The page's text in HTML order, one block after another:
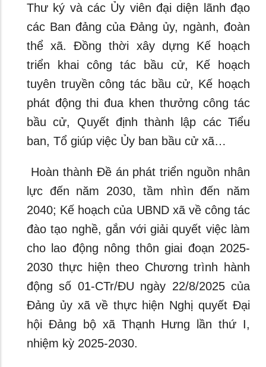
Thư ký và các Ủy viên đại diện lãnh đạo
các Ban đảng của Đảng ủy, ngành, đoàn
thể xã. Đồng thời xây dựng Kế hoạch
triển khai công tác bầu cử, Kế hoạch
tuyên truyền công tác bầu cử, Kế hoạch
phát động thi đua khen thưởng công tác
bầu cử, Quyết định thành lập các Tiểu
ban, Tổ giúp việc Ủy ban bầu cử xã…
Hoàn thành Đề án phát triển nguồn nhân
lực đến năm 2030, tầm nhìn đến năm
2040; Kế hoạch của UBND xã về công tác
đào tạo nghề, gắn với giải quyết việc làm
cho lao động nông thôn giai đoạn 2025-
2030 thực hiện theo Chương trình hành
động số 01-CTr/ĐU ngày 22/8/2025 của
Đảng ủy xã về thực hiện Nghị quyết Đại
hội Đảng bộ xã Thạnh Hưng lần thứ I,
nhiệm kỳ 2025-2030.